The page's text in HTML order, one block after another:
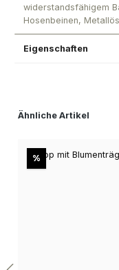
widerstandsfähigem
Hosenbeinen,
Eigenschaften
Produktgalerie
Ähnliche Artikel
%Rabatt